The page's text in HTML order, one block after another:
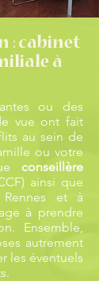
: cabinet
à
ou des
vue ont fait
au sein de
ou votre
conseillère
ainsi que
et à
à prendre
Ensemble,
autrement
les éventuels